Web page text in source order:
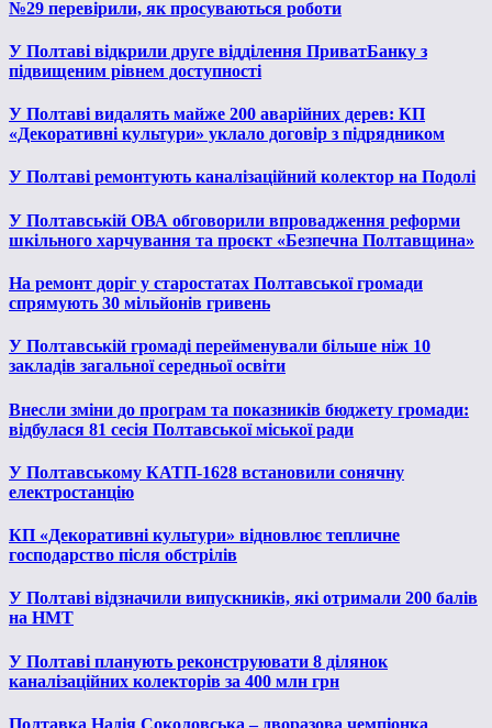
№29 перевірили, як просуваються роботи
У Полтаві відкрили друге відділення ПриватБанку з
підвищеним рівнем доступності
У Полтаві видалять майже 200 аварійних дерев: КП
«Декоративні культури» уклало договір з підрядником
У Полтаві ремонтують каналізаційний колектор на Подолі
У Полтавській ОВА обговорили впровадження реформи
шкільного харчування та проєкт «Безпечна Полтавщина»
На ремонт доріг у старостатах Полтавської громади
спрямують 30 мільйонів гривень
У Полтавській громаді перейменували більше ніж 10
закладів загальної середньої освіти
Внесли зміни до програм та показників бюджету громади:
відбулася 81 сесія Полтавської міської ради
У Полтавському КАТП-1628 встановили сонячну
електростанцію
КП «Декоративні культури» відновлює тепличне
господарство після обстрілів
У Полтаві відзначили випускників, які отримали 200 балів
на НМТ
У Полтаві планують реконструювати 8 ділянок
каналізаційних колекторів за 400 млн грн
Полтавка Надія Соколовська – дворазова чемпіонка